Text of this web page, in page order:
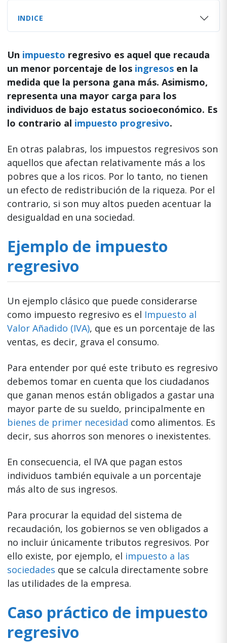
INDICE
Un impuesto regresivo es aquel que recauda
un menor porcentaje de los ingresosen la
medida que la persona gana más. Asimismo,
representa una mayor carga para los
individuos de bajo estatus socioeconómico. Es
lo contrario al impuesto progresivo.
En otras palabras, los impuestos regresivos son
aquellos que afectan relativamente más a los
pobres que a los ricos. Por lo tanto, no tienen
un efecto de redistribución de la riqueza. Por el
contrario, si son muy altos pueden acentuar la
desigualdad en una sociedad.
Ejemplo de impuesto
regresivo
Un ejemplo clásico que puede considerarse
como impuesto regresivo es el Impuesto al
Valor Añadido (IVA), que es un porcentaje de las
ventas, es decir, grava el consumo.
Para entender por qué este tributo es regresivo
debemos tomar en cuenta que los ciudadanos
que ganan menos están obligados a gastar una
mayor parte de su sueldo, principalmente en
bienes de primer necesidad como alimentos. Es
decir, sus ahorros son menores o inexistentes.
En consecuencia, el IVA que pagan estos
individuos también equivale a un porcentaje
más alto de sus ingresos.
Para procurar la equidad del sistema de
recaudación, los gobiernos se ven obligados a
no incluir únicamente tributos regresivos. Por
ello existe, por ejemplo, el impuesto a las
sociedades que se calcula directamente sobre
las utilidades de la empresa.
Caso práctico de impuesto
regresivo